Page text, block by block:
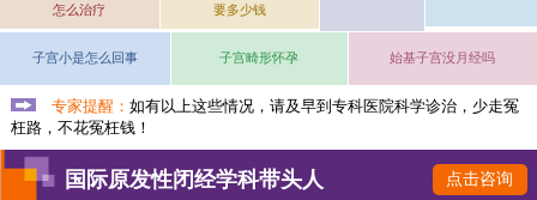
怎么治疗
要多少钱
子宫小是怎么回事 子宫畸形怀孕 始基子宫没月经吗
专家提醒：如有以上这些情况，请及早到专科医院科学诊治，少走冤
枉路，不花冤枉钱！
国际原发性闭经学科带头人 点击咨询